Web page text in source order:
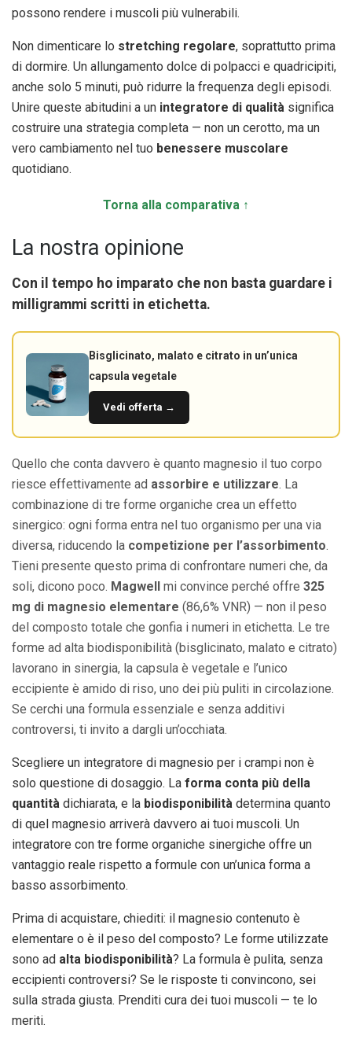
possono rendere i muscoli più vulnerabili.
Non dimenticare lo stretching regolare, soprattutto prima
di dormire. Un allungamento dolce di polpacci e quadricipiti,
anche solo 5 minuti, può ridurre la frequenza degli episodi.
Unire queste abitudini a un integratore di qualità significa
costruire una strategia completa — non un cerotto, ma un
vero cambiamento nel tuo benessere muscolare
quotidiano.
Torna alla comparativa ↑
La nostra opinione
Con il tempo ho imparato che non basta guardare i
milligrammi scritti in etichetta.
Bisglicinato, malato e citrato in un’unica
capsula vegetale
Vedi offerta →
Quello che conta davvero è quanto magnesio il tuo corpo
riesce effettivamente ad assorbire e utilizzare. La
combinazione di tre forme organiche crea un effetto
sinergico: ogni forma entra nel tuo organismo per una via
diversa, riducendo la competizione per l’assorbimento.
Tieni presente questo prima di confrontare numeri che, da
soli, dicono poco. Magwell mi convince perché offre 325
mg di magnesio elementare (86,6% VNR) — non il peso
del composto totale che gonfia i numeri in etichetta. Le tre
forme ad alta biodisponibilità (bisglicinato, malato e citrato)
lavorano in sinergia, la capsula è vegetale e l’unico
eccipiente è amido di riso, uno dei più puliti in circolazione.
Se cerchi una formula essenziale e senza additivi
controversi, ti invito a dargli un’occhiata.
Scegliere un integratore di magnesio per i crampi non è
solo questione di dosaggio. La forma conta più della
quantità dichiarata, e la biodisponibilità determina quanto
di quel magnesio arriverà davvero ai tuoi muscoli. Un
integratore con tre forme organiche sinergiche offre un
vantaggio reale rispetto a formule con un’unica forma a
basso assorbimento.
Prima di acquistare, chiediti: il magnesio contenuto è
elementare o è il peso del composto? Le forme utilizzate
sono ad alta biodisponibilità? La formula è pulita, senza
eccipienti controversi? Se le risposte ti convincono, sei
sulla strada giusta. Prenditi cura dei tuoi muscoli — te lo
meriti.